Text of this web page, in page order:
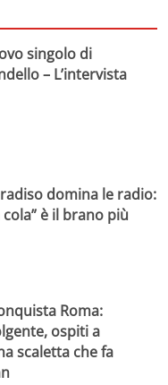
singolo di
– L’intervista
domina le radio:
è il brano più
Roma:
ospiti a
scaletta che fa